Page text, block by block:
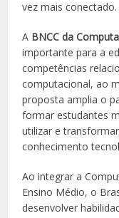
vez mais conectado.
A BNCC da
importante para a
competências
computacional, ao
proposta amplia o
formar estudantes
utilizar e
conhecimento
Ao integrar a
Ensino Médio, o
desenvolver